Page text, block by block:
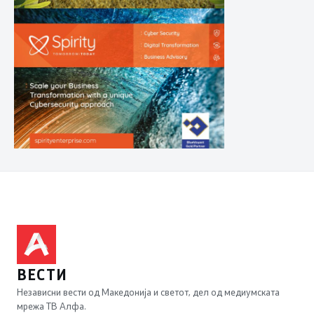
ВЕСТИ
Независни вести од Македонија и светот, дел од медиумската
мрежа ТВ Алфа.